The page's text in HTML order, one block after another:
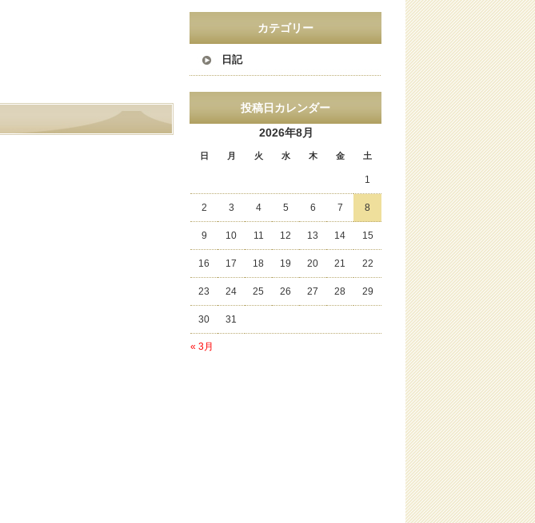
カテゴリー
日記
投稿日カレンダー
2026年8月
日 月 火 水 木 金 土
« 3月
1
2 3 4 5 6 7 8
9 10 11 12 13 14 15
16 17 18 19 20 21 22
23 24 25 26 27 28 29
30 31